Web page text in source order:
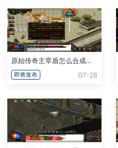
原始传奇主宰盾怎么合成自身职业
即将发布 07-28